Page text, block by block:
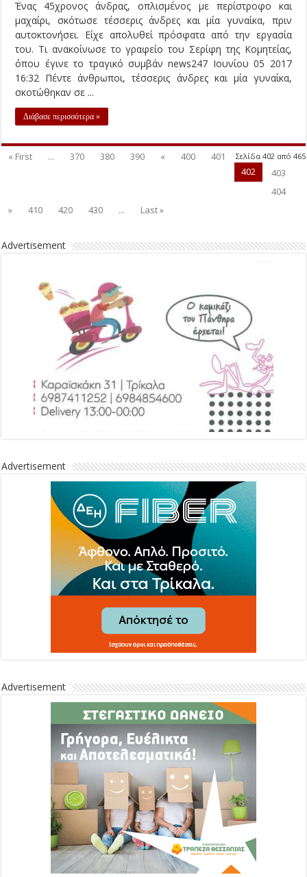
Ένας 45χρονος άνδρας, οπλισμένος με περίστροφο και
μαχαίρι, σκότωσε τέσσερις άνδρες και μία γυναίκα, πριν
αυτοκτονήσει. Είχε απολυθεί πρόσφατα από την εργασία
του. Τι ανακοίνωσε το γραφείο του Σερίφη της Κομητείας,
όπου έγινε το τραγικό συμβάν news247 Ιουνίου 05 2017
16:32 Πέντε άνθρωποι, τέσσερις άνδρες και μία γυναίκα,
σκοτώθηκαν σε ...
Διάβασε περισσότερα »
Σελίδα 402 από 465
« First ... 370 380 390 « 400
401
402
403
404
»
410 420 430 ... Last »
Advertisement
Advertisement
Advertisement